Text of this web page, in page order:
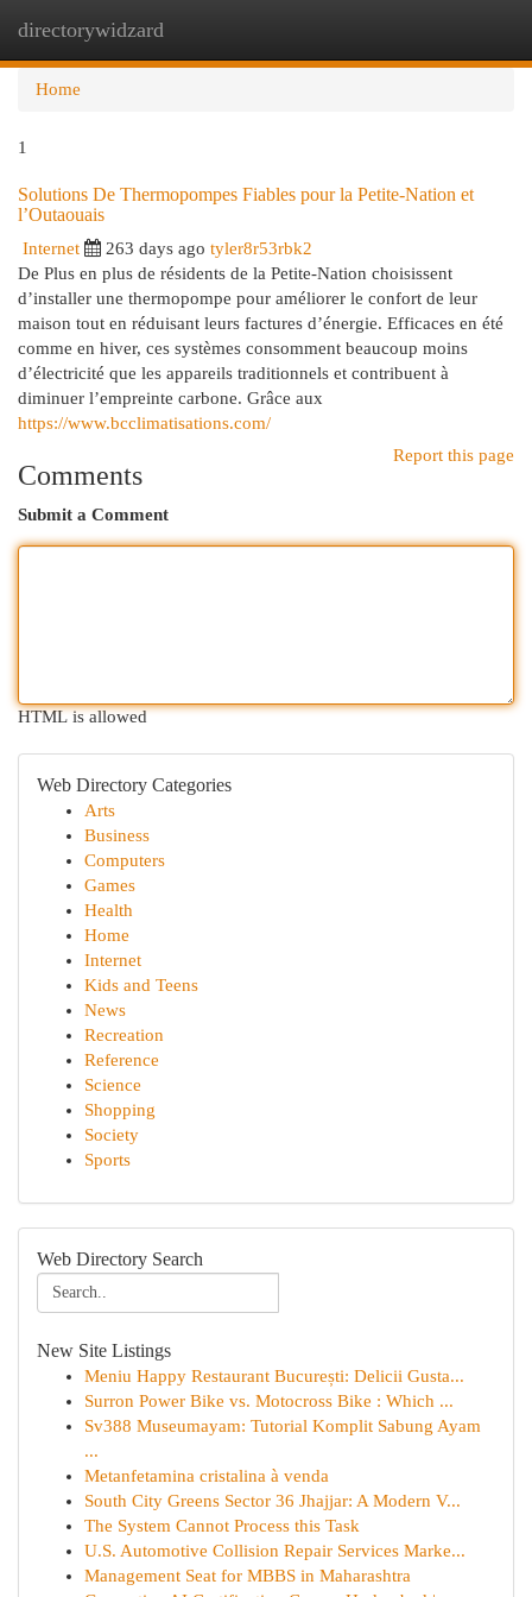
directorywidzard
Home
1
Solutions De Thermopompes Fiables pour la Petite-Nation et
l’Outaouais
Internet 263 days ago tyler8r53rbk2
De Plus en plus de résidents de la Petite-Nation choisissent
d’installer une thermopompe pour améliorer le confort de leur
maison tout en réduisant leurs factures d’énergie. Efficaces en été
comme en hiver, ces systèmes consomment beaucoup moins
d’électricité que les appareils traditionnels et contribuent à
diminuer l’empreinte carbone. Grâce aux
https://www.bcclimatisations.com/
Report this page
Comments
Submit a Comment
HTML is allowed
Web Directory Categories
Arts
Business
Computers
Games
Health
Home
Internet
Kids and Teens
News
Recreation
Reference
Science
Shopping
Society
Sports
Web Directory Search
New Site Listings
Meniu Happy Restaurant București: Delicii Gusta...
Surron Power Bike vs. Motocross Bike : Which ...
Sv388 Museumayam: Tutorial Komplit Sabung Ayam
...
Metanfetamina cristalina à venda
South City Greens Sector 36 Jhajjar: A Modern V...
The System Cannot Process this Task
U.S. Automotive Collision Repair Services Marke...
Management Seat for MBBS in Maharashtra